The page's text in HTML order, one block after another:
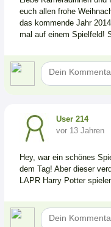
euch allen frohe
das kommende Jahr
mal auf einem Spielfeld!
User 214
vor 13 Jahren
Hey, war ein schönes
dem Tag! Aber dieser
LAPR Harry Potter